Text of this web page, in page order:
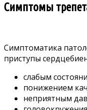
Симптомы
Симптоматика
приступы
слабым
понижением
неприятным